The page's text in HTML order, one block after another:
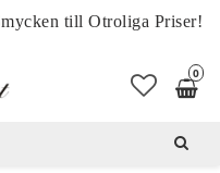
till Otroliga Priser!
0